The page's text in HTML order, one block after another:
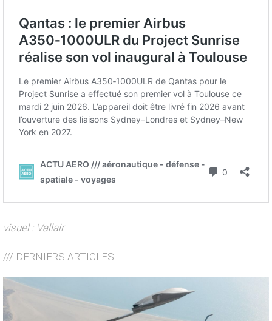
visuel : Vallair
/// DERNIERS ARTICLES